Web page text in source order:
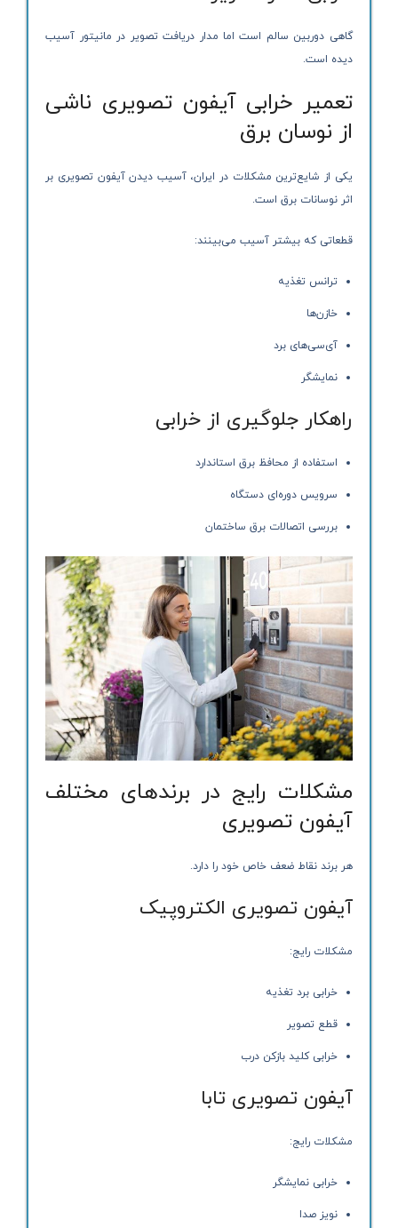
گاهی دوربین سالم است اما مدار دریافت تصویر در مانیتور آسیب
دیده است.
تعمیر خرابی آیفون تصویری ناشی
از نوسان برق
یکی از شایع‌ترین مشکلات در ایران، آسیب دیدن آیفون تصویری بر
اثر نوسانات برق است.
قطعاتی که بیشتر آسیب می‌بینند:
ترانس تغذیه
خازن‌ها
آی‌سی‌های برد
نمایشگر
راهکار جلوگیری از خرابی
استفاده از محافظ برق استاندارد
سرویس دوره‌ای دستگاه
بررسی اتصالات برق ساختمان
مشکلات رایج در برندهای مختلف
آیفون تصویری
هر برند نقاط ضعف خاص خود را دارد.
آیفون تصویری الکتروپیک
مشکلات رایج:
خرابی برد تغذیه
قطع تصویر
خرابی کلید بازکن درب
آیفون تصویری تابا
مشکلات رایج:
خرابی نمایشگر
نویز صدا